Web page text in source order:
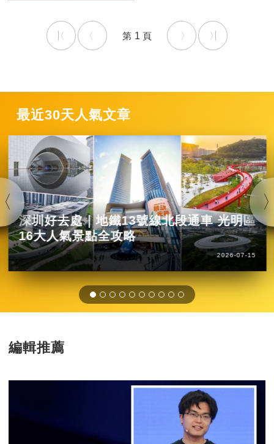
1
最近30天人氣文章
深圳好去處｜地鐵13號線北段通車 光明區
16大人氣景點全攻略
2026-07-15
編輯推薦